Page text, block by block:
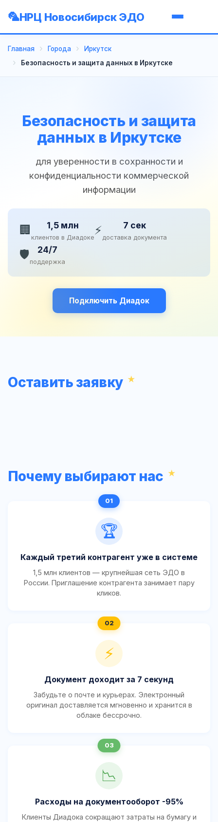
НРЦ Новосибирск ЭДО
Главная Города
Иркутск
Безопасность и защита данных в Иркутске
Безопасность и защита
данных в Иркутске
для уверенности в сохранности и
конфиденциальности коммерческой
информации
🏢 1,5 млн
клиентов в Диадоке⚡ 7 сек
доставка документа
🛡️ 24/7
поддержка
Подключить Диадок
Оставить заявку
Почему выбирают нас
🏆
Каждый третий контрагент уже в системе
1,5 млн клиентов — крупнейшая сеть ЭДО в
России. Приглашение контрагента занимает пару
кликов.
⚡
Документ доходит за 7 секунд
Забудьте о почте и курьерах. Электронный
оригинал доставляется мгновенно и хранится в
облаке бессрочно.
📉
Расходы на документооборот -95%
Клиенты Диадока сокращают затраты на бумагу и